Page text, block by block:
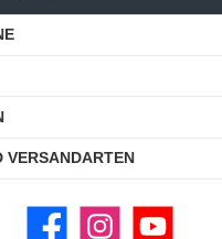
VERSANDARTEN
Facebook Instagram YouTube